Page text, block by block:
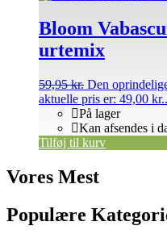
Bloom
urtemix
59,95kr. Den
aktuelle pris er: 49,00 kr..
På lager
Kan afsendes i
Tilføj til kurv
Vores Mest
Populære